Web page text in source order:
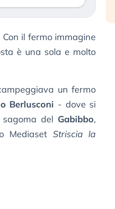
Con il fermo immagine
è una sola e molto
un fermo
Berlusconi - dove si
sagoma del Gabibbo,
Mediaset Striscia la